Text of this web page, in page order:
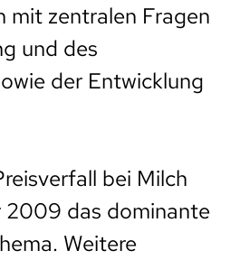
mit zentralen Fragen
und des
der Entwicklung
bei Milch
2009 das dominante
Weitere